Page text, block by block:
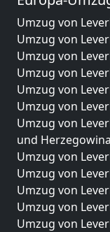
Umzug von
Umzug von
Umzug von
Umzug von
Umzug von
Umzug von
Umzug von
und Herzegowina
Umzug von
Umzug von
Umzug von
Umzug von
Umzug von